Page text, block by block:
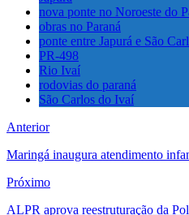
nova ponte no Noroeste do
obras no Paraná
ponte entre Japurá e São
PR-498
Rio Ivaí
rodovias do paraná
São Carlos do Ivaí
Anterior
Maringá inaugura atendimento
Próximo
ALPR aprova reestruturação da